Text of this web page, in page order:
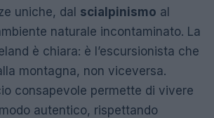
uniche, dal scialpinismo al
naturale incontaminato. La
è chiara: è l’escursionista che
montagna, non viceversa.
consapevole permette di vivere
autentico, rispettando